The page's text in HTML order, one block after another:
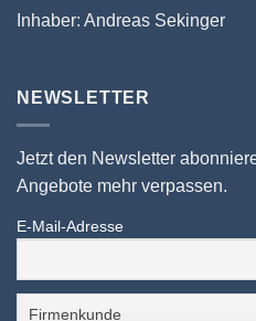
Inhaber: Andreas Sekinger
NEWSLETTER
Jetzt den Newsletter
Angebote mehr verpassen.
E-Mail-Adresse